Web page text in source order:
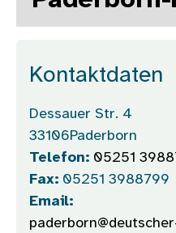
Kontaktdaten
Dessauer Str. 4
33106Paderborn
Telefon: 05251
Fax: 05251 3988799
Email: